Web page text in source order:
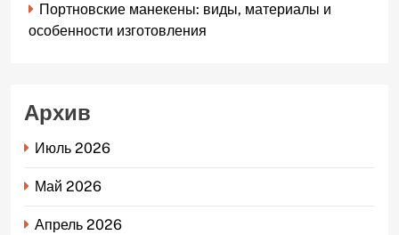
Портновские манекены: виды, материалы и
особенности изготовления
Архив
Июль 2026
Май 2026
Апрель 2026